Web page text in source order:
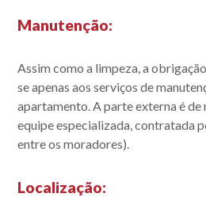
Manutenção:
Assim como a limpeza, a
se apenas aos serviços de
apartamento. A parte externa é
equipe especializada, contratada
entre os moradores).
Localização: